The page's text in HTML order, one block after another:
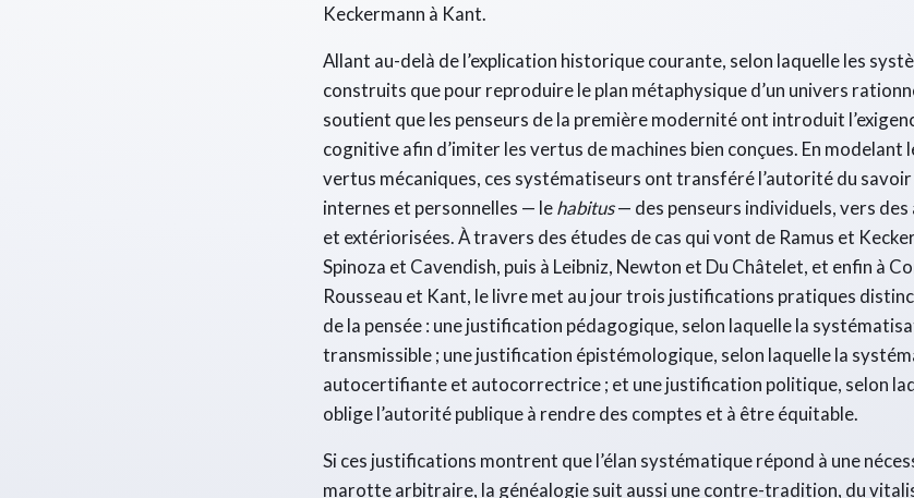
Keckermann à Kant.
Allant au-delà de l’explication historique courante, selon laquelle les
construits que pour reproduire le plan métaphysique d’un univers
soutient que les penseurs de la première modernité ont introduit
cognitive afin d’imiter les vertus de machines bien conçues. En
vertus mécaniques, ces systématiseurs ont transféré l’autorité du
internes et personnelles — lehabitus— des penseurs individuels, vers
et extériorisées. À travers des études de cas qui vont de Ramus et
Spinoza et Cavendish, puis à Leibniz, Newton et Du Châtelet, et enfin à
Rousseau et Kant, le livre met au jour trois justifications pratiques
de la pensée : une justification pédagogique, selon laquelle la
transmissible ; une justification épistémologique, selon laquelle la
autocertifiante et autocorrectrice ; et une justification politique, selon
oblige l’autorité publique à rendre des comptes et à être équitable.
Si ces justifications montrent que l’élan systématique répond à une
marotte arbitraire, la généalogie suit aussi une contre-tradition, du